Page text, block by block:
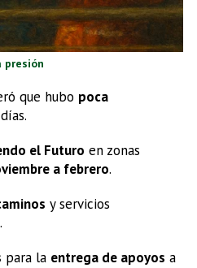
presión
que hubo poca
el Futuro en zonas
a febrero.
y servicios
para la entrega de apoyos a